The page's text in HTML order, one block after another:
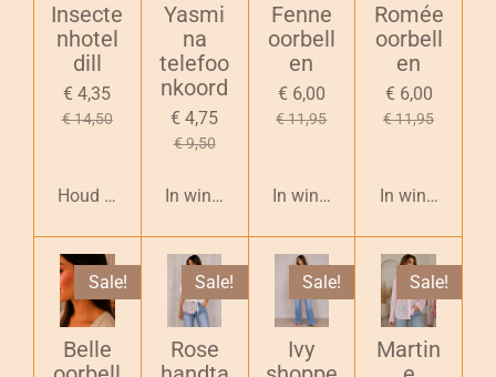
Insecte
nhotel
dill
€ 4,35
€ 14,50
Houd mij op de hoogte
Yasmi
na
telefoo
nkoord
€ 4,75
€ 9,50
In winkelwagen
Fenne
oorbell
en
€ 6,00
€ 11,95
In winkelwagen
Romée
oorbell
en
€ 6,00
€ 11,95
In
Sale!
Belle
Sale!
Rose
Sale!
Ivy
Sale!
Martin